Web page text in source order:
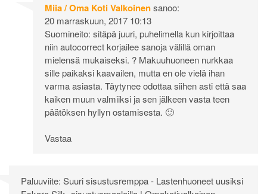
Miia / Oma Koti Valkoinensanoo:
20 marraskuun, 2017 10:13
Suomineito: sitäpä juuri, puhelimella kun kirjoittaa
niin autocorrect korjailee sanoja välillä oman
mielensä mukaiseksi. ? Makuuhuoneen nurkkaa
sille paikaksi kaavailen, mutta en ole vielä ihan
varma asiasta. Täytynee odottaa siihen asti että saa
kaiken muun valmiiksi ja sen jälkeen vasta teen
päätöksen hyllyn ostamisesta. 🙂
Vastaa
Paluuviite: Suuri sisustusremppa - Lastenhuoneet uusiksi